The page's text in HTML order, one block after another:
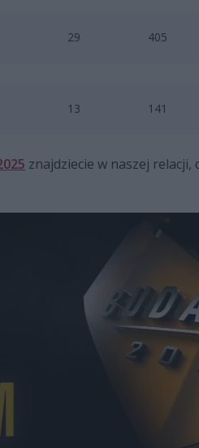
29 405
13 141
znajdziecie w naszej